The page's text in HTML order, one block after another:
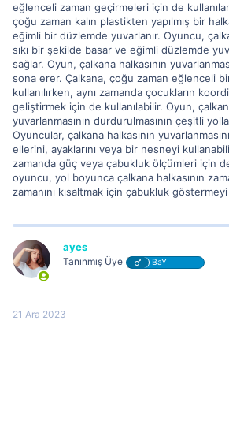
eğlenceli zaman geçirmeleri için de
çoğu zaman kalın plastikten yapılmış bir
eğimli bir düzlemde yuvarlanır. Oyuncu,
sıkı bir şekilde basar ve eğimli düzlemde
sağlar. Oyun, çalkana halkasının
sona erer. Çalkana, çoğu zaman eğlenceli
kullanılırken, aynı zamanda çocukların
geliştirmek için de kullanılabilir. Oyun,
yuvarlanmasının durdurulmasının çeşitli
Oyuncular, çalkana halkasının
ellerini, ayaklarını veya bir nesneyi
zamanda güç veya çabukluk ölçümleri için
oyuncu, yol boyunca çalkana halkasının
zamanını kısaltmak için çabukluk
ayes
Tanınmış Üye BaY
21 Ara 2023